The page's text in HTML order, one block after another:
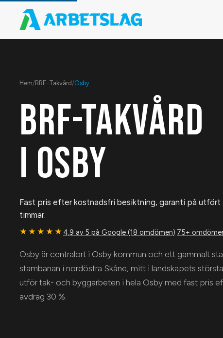
Hem/BRF-Takvård /Osby
BRF-TAKVÅRD
I OSBY
Fast pris efter kostnadsfri besiktning, garanti på utfört
timmar.
★★★★★ 4,9 av 5 på Google (18 omdömen)·75+
Osby är centralort i Osby kommun och ett gammalt
stambanan i nordöstra Skåne, mitt i landskapets
utför tak- och byggarbeten i hela Osby med fast pris
avdrag 30 %.